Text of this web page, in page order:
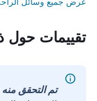
تقييمات حول
تم التحقق منه 100%